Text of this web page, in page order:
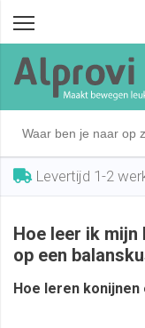
Levertijd 1-2
Hoe leer ik mijn
op een
Hoe leren konijnen